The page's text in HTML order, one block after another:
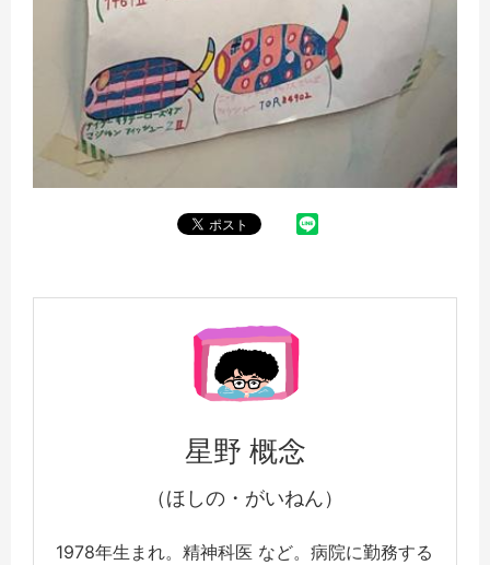
星野 概念
（ほしの・がいねん）
1978年生まれ。精神科医 など。病院に勤務する